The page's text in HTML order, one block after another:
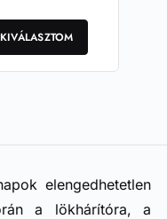
KIVÁLASZTOM
elengedhetetlen
a lökhárítóra, a